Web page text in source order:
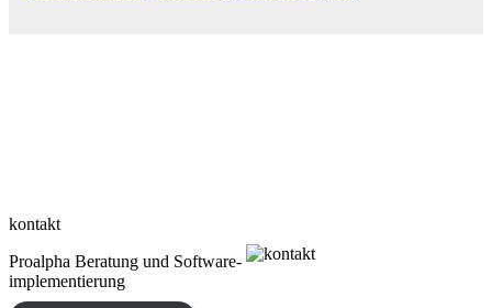
kontakt
Proalpha Beratung und Software­
implementierung